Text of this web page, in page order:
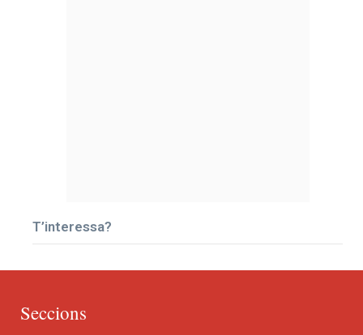
T’interessa?
Seccions